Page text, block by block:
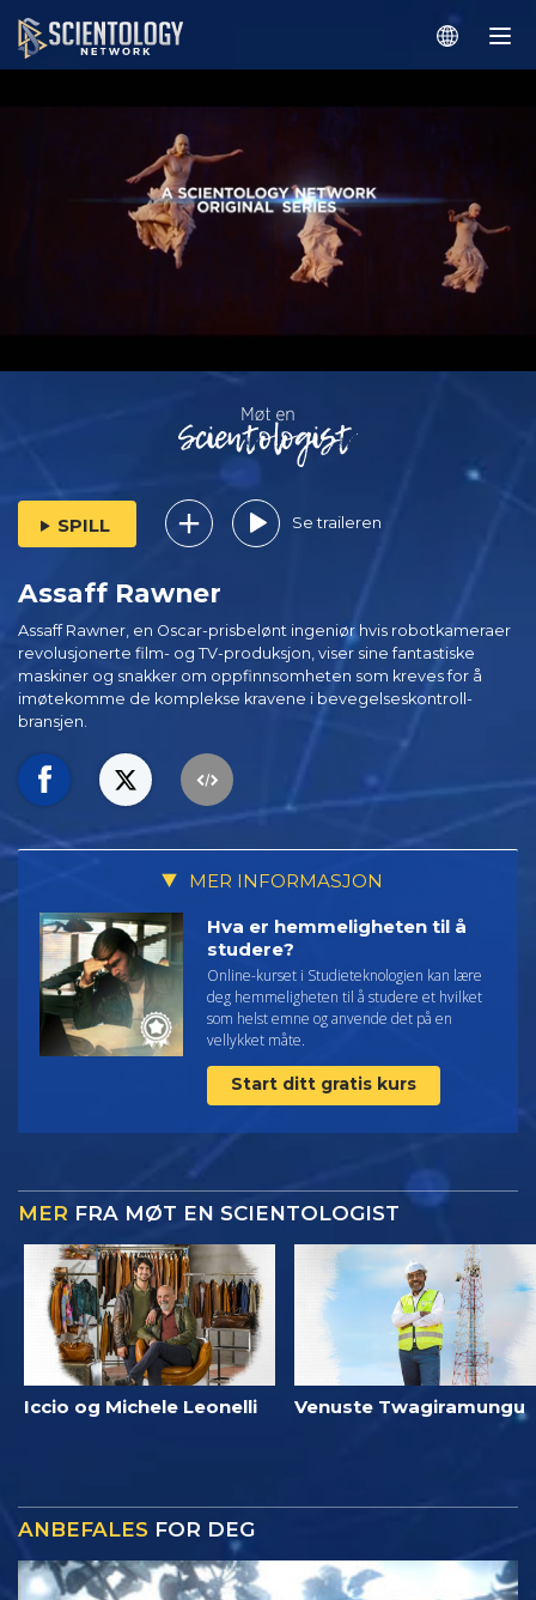
SPILL Se traileren
Assaff Rawner
Assaff Rawner, en Oscar-prisbelønt ingeniør hvis robotkameraer
revolusjonerte film- og TV-produksjon, viser sine fantastiske
maskiner og snakker om oppfinnsomheten som kreves for å
imøtekomme de komplekse kravene i bevegelseskontroll-
bransjen.
MER INFORMASJON
Hva er hemmeligheten til å
studere?
Online-kurset i Studieteknologien kan lære
deg hemmeligheten til å studere et hvilket
som helst emne og anvende det på en
vellykket måte.
Start ditt gratis kurs
MER FRA MØT EN SCIENTOLOGIST
Iccio og Michele Leonelli Venuste Twagiramungu
ANBEFALES FOR DEG